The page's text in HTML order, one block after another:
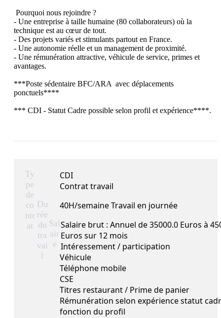
- Une entreprise à taille humaine (80 collaborateurs) où la
technique est au cœur de tout.
- Des projets variés et stimulants partout en France.
- Une autonomie réelle et un management de proximité.
- Une rémunération attractive, véhicule de service, primes et
avantages.
***Poste sédentaire BFC/ARA  avec déplacements
ponctuels****
*** CDI - Statut Cadre possible selon profil et expérience****.
Ty
pe
de
co
ntr
at
CDI
Contrat travail
Du
rée
du
tra
vai
l
40H/semaine Travail en journée
Sal
air
e
Salaire brut : Annuel de 35000.0 Euros à
Euros sur 12 mois
Intéressement / participation
Véhicule
Téléphone mobile
CSE
Titres restaurant / Prime de panier
Rémunération selon expérience statut
fonction du profil